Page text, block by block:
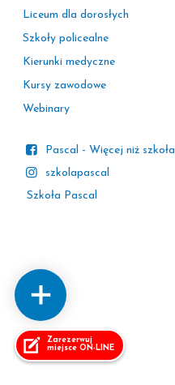
Zarezerwuj
miejsce ON-LINE
Liceum dla dorosłych
Szkoły policealne
Kierunki medyczne
Kursy zawodowe
Webinary
Pascal - Więcej niż szkoła
szkolapascal
Szkoła Pascal